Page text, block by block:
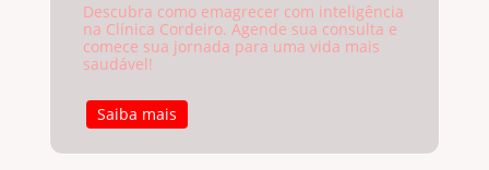
Descubra como emagrecer com inteligência
na Clínica Cordeiro. Agende sua consulta e
comece sua jornada para uma vida mais
saudável!
Saiba mais